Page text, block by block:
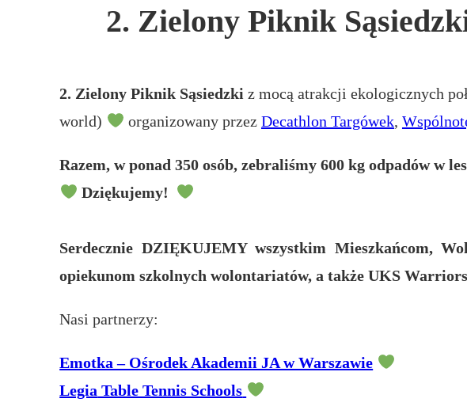
2. Zielony Piknik
2. Zielony Piknik Sąsiedzki z mocą atrakcji ekologicznych
world)
⁠ organizowany przez Decathlon Targówek,
Razem, w ponad 350 osób, zebraliśmy 600 kg odpadów w
Dziękujemy!
Serdecznie DZIĘKUJEMY wszystkim Mieszkańcom,
opiekunom szkolnych wolontariatów, a także UKS
Nasi partnerzy:
Emotka – Ośrodek Akademii JA w Warszawie
Legia Table Tennis Schools